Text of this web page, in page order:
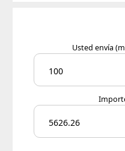
Usted envía